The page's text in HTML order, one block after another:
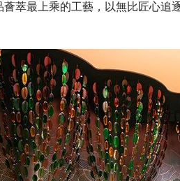
薈萃最上乘的工藝，以無比匠心追